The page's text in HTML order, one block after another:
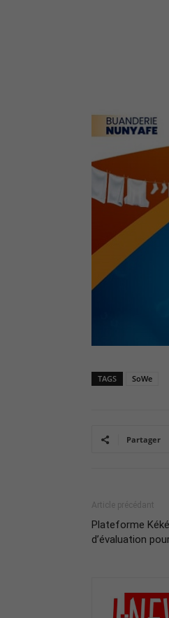
TAGS SoWe
Partager
Article précédant
Plateforme
d’évaluation